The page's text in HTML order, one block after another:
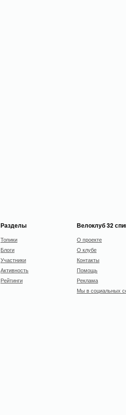
Разделы
Топики
Блоги
Участники
Активность
Рейтинги
Велоклуб 32
О проекте
О клубе
Контакты
Помощь
Реклама
Мы в социальных